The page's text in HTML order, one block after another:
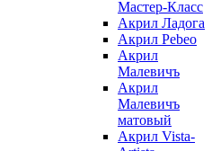
Мастер-Класс
Акрил Ладога
Акрил Pebeo
Акрил
Малевичъ
Акрил
Малевичъ
матовый
Акрил Vista-